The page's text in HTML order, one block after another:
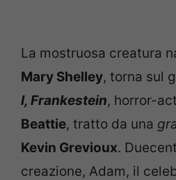
La mostruosa creatura
Mary Shelley, torna sul
I, Frankestein, horror-
Beattie, tratto da una
Kevin Grevioux.
creazione, Adam, il